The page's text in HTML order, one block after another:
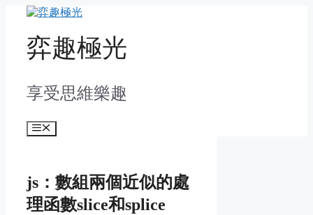
content弈趣極光
享受思維樂趣
Menu
js：數組兩個近似的處
理函數slice和splice